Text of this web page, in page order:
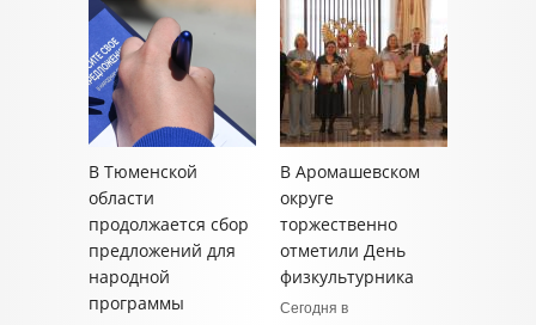
В Тюменской
области
продолжается сбор
предложений для
народной
программы
В Аромашевском
округе
торжественно
отметили День
физкультурника
Сегодня в